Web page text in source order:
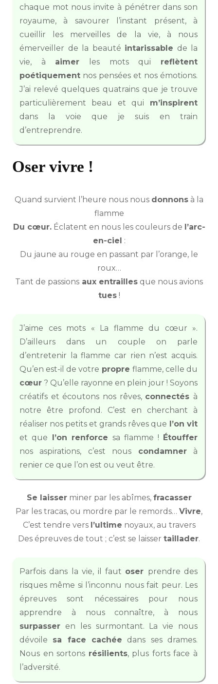
chaque mot nous invite à pénétrer dans son
royaume, à savourer l’instant présent, à
cueillir les merveilles de la vie, à nous
émerveiller de la beauté intarissable de la
vie, à aimer les mots qui reflètent
poétiquement nos pensées et nos émotions.
J’ai relevé quelques quatrains que je trouve
particulièrement beau et qui m’inspirent
dans la voie que je suis en train
d’entreprendre.
Oser vivre !
Quand survient l’heure nous nous donnons à la
flamme
Du cœur.Éclatent en nous les couleurs de l’arc-
en-ciel :
Du jaune au rouge en passant par l’orange, le
roux…
Tant de passions aux entrailles que nous avions
tues!
J’aime ces mots « La flamme du cœur ».
D’ailleurs dans un couple on parle
d’entretenir la flamme car rien n’est acquis.
Qu’en est-il de votre propre flamme, celle du
cœur ? Qu’elle rayonne en plein jour ! Soyons
créatifs et écoutons nos rêves, connectés à
notre être profond. C’est en cherchant à
réaliser nos petits et grands rêves que l’on vit
et que l’on renforce sa flamme !
Étouffer
nos aspirations, c’est nous condamnerà
renier ce que l’on est ou veut être.
Se laisserminer par les abîmes, fracasser
Par les tracas, ou mordre par le remords… Vivre,
C’est tendre vers l’ultime noyaux, au travers
Des épreuves de tout ; c’est se laisser taillader.
Parfois dans la vie, il faut oser prendre des
risques même si l’inconnu nous fait peur. Les
épreuves sont nécessaires pour nous
apprendre à nous connaître, à nous
surpasser en les surmontant. La vie nous
dévoile sa face cachée dans ses drames.
Nous en sortons résilients, plus forts face à
l’adversité.